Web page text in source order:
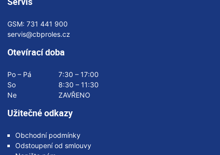
GSM: 731 441 900
servis@cbproles.cz
Otevírací doba
Po – Pá
7:30 – 17:00
So
8:30 – 11:30
Ne
ZAVŘENO
Užitečné odkazy
Obchodní podmínky
Odstoupení od smlouvy